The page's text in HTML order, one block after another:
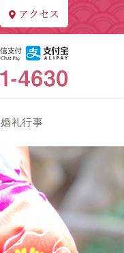
アクセス
婚礼行事